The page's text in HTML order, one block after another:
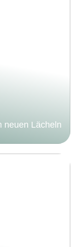
neuen Lächeln